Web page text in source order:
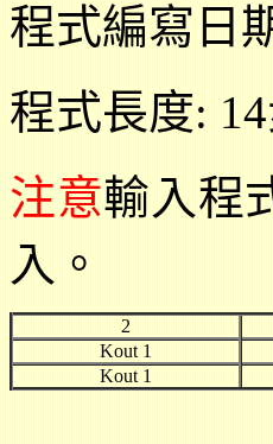
程式編寫日
程式長度:
注意輸入程
入。
2
Kout 1
Kout 1